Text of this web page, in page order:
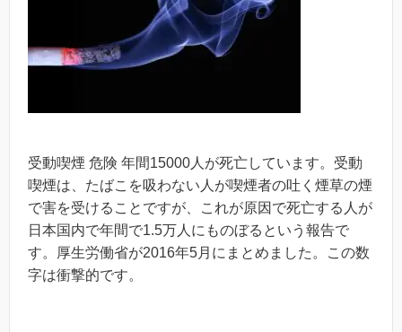
受動喫煙 危険 年間15000人が死亡しています。受動
喫煙は、たばこを吸わない人が喫煙者の吐く煙草の煙
で害を受けることですが、これが原因で死亡する人が
日本国内で年間で1.5万人にものぼるという報告で
す。厚生労働省が2016年5月にまとめました。この数
字は衝撃的です。